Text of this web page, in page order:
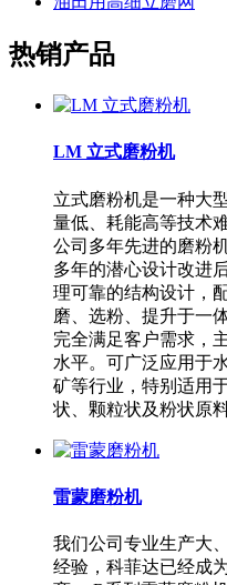
热销产品
LM 立式磨粉机
立式磨粉机是一种大
量低、耗能高等技术
公司多年先进的磨粉
多年的潜心设计改进
理可靠的结构设计，
磨、选粉、提升于一
完全满足客户需求，
水平。可广泛应用于
矿等行业，特别适用
状、颗粒状及粉状原
雷蒙磨粉机
我们公司专业生产大
经验，科菲达已经成